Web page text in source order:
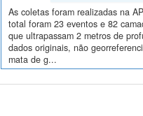
As coletas foram realizadas na
total foram 23 eventos e 82
que ultrapassam 2 metros de
dados originais, não
mata de g...